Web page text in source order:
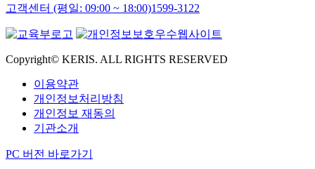
고객센터 (평일: 09:00 ~ 18:00)1599-3122
Copyright© KERIS. ALL RIGHTS RESERVED
이용약관
개인정보처리방침
개인정보 재동의
기관소개
PC 버전 바로가기